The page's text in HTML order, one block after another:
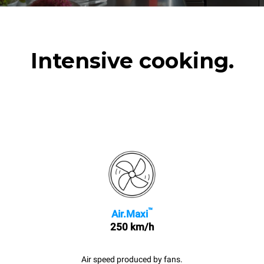
Intensive cooking.
Air.Maxi™
250 km/h
Air speed produced by fans.